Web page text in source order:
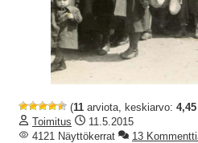
(11 arviota, keskiarvo: 4,45
Toimitus
11.5.2015
4121 Näyttökerrat
13